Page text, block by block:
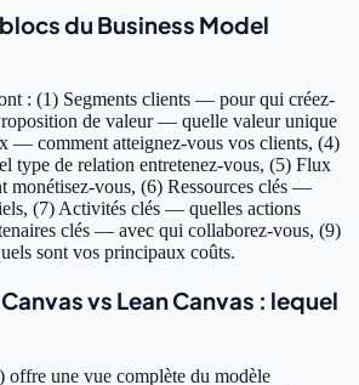
du Business Model
: (1) Segments clients — pour qui créez-
de valeur — quelle valeur unique
— comment atteignez-vous vos clients, (4)
type de relation entretenez-vous, (5) Flux
monétisez-vous, (6) Ressources clés —
(7) Activités clés — quelles actions
clés — avec qui collaborez-vous, (9)
sont vos principaux coûts.
vs Lean Canvas : lequel
une vue complète du modèle